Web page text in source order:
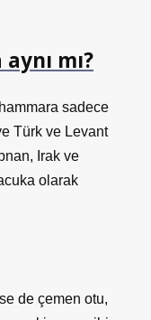
mı?
sadece
Türk ve Levant
Irak ve
olarak
de çemen otu,